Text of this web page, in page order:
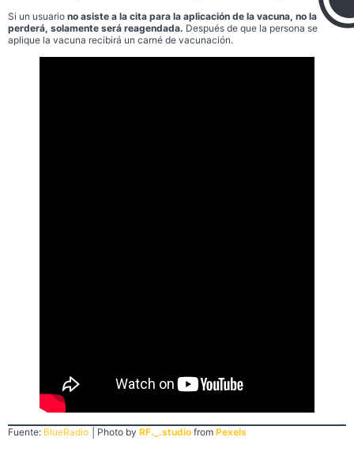
Si un usuario no asiste a la cita para la aplicación de la vacuna, no la
perderá, solamente será reagendada. Después de que la persona se
aplique la vacuna recibirá un carné de vacunación.
Fuente: BlueRadio │Photo by RF._.studio from Pexels